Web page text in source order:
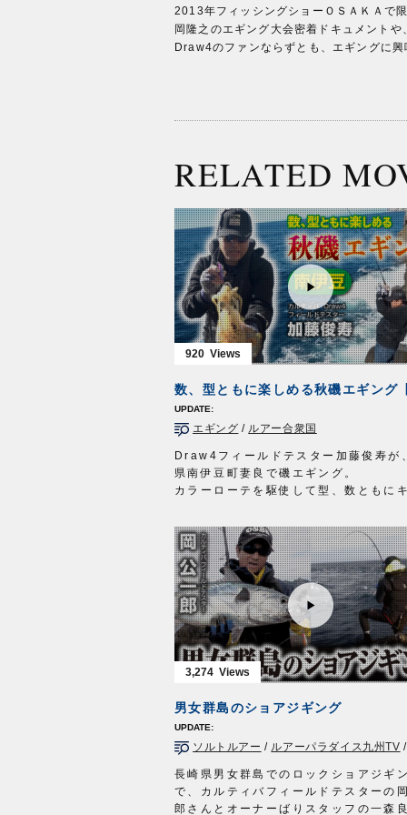
2013年フィッシングショーＯＳＡＫＡで
岡隆之のエギング大会密着ドキュメント
Draw4のファンならずとも、エギングに
RELATED
920
エギング / ルアー合衆国
Draw4フィールドテスター加藤俊寿が
県南伊豆町妻良で磯エギング。
カラーローテを駆使して型、数ともに
秋磯を満喫しました。
撮影協力：南伊豆町妻良/市丸様
2022年11月26日に放送された『ルア
国』の動画です※一部カットしており
■使用アイテム
・Draw4 3号、3.5号
ルアー合衆国 三重テレビ放送 毎週
日 22時30分～22時45分放送
http://lure-us.com/
OWNERMOVIE http://ownertv.jp/
http://www.owner.co.jp
3,274
男女群島のショアジギング
ソルトルアー / ルアーパラダイス九州TV
長崎県男女群島でのロックショアジギ
で、カルティバフィールドテスターの
郎さんとオーナーばりスタッフの一森